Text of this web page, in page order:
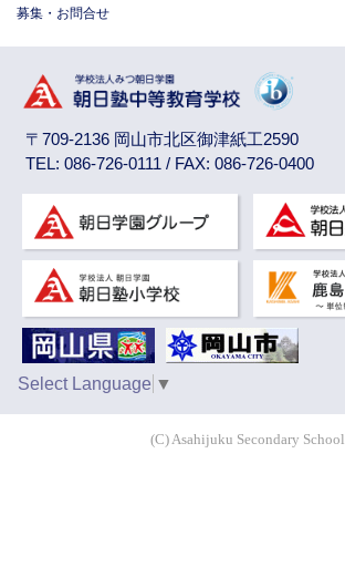
募集・お問合せ
〒709-2136 岡山市北区御津紙工2590
TEL: 086-726-0111 / FAX: 086-726-0400
Select Language ▼
(C) Asahijuku Secondary School